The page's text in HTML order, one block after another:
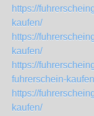
https://
kaufen/
https://
kaufen/
https://
fuhrerschein-
https://
kaufen/